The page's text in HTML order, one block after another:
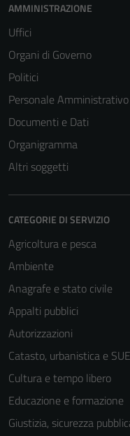
AMMINISTRAZIONE
Uffici
Organi di Governo
Politici
Personale Amministrativo
Documenti e Dati
Organigramma
Altri soggetti
CATEGORIE DI SERVIZIO
Agricoltura e pesca
Ambiente
Anagrafe e stato civile
Appalti pubblici
Autorizzazioni
Catasto, urbanistica e SUE
Cultura e tempo libero
Educazione e formazione
Giustizia, sicurezza